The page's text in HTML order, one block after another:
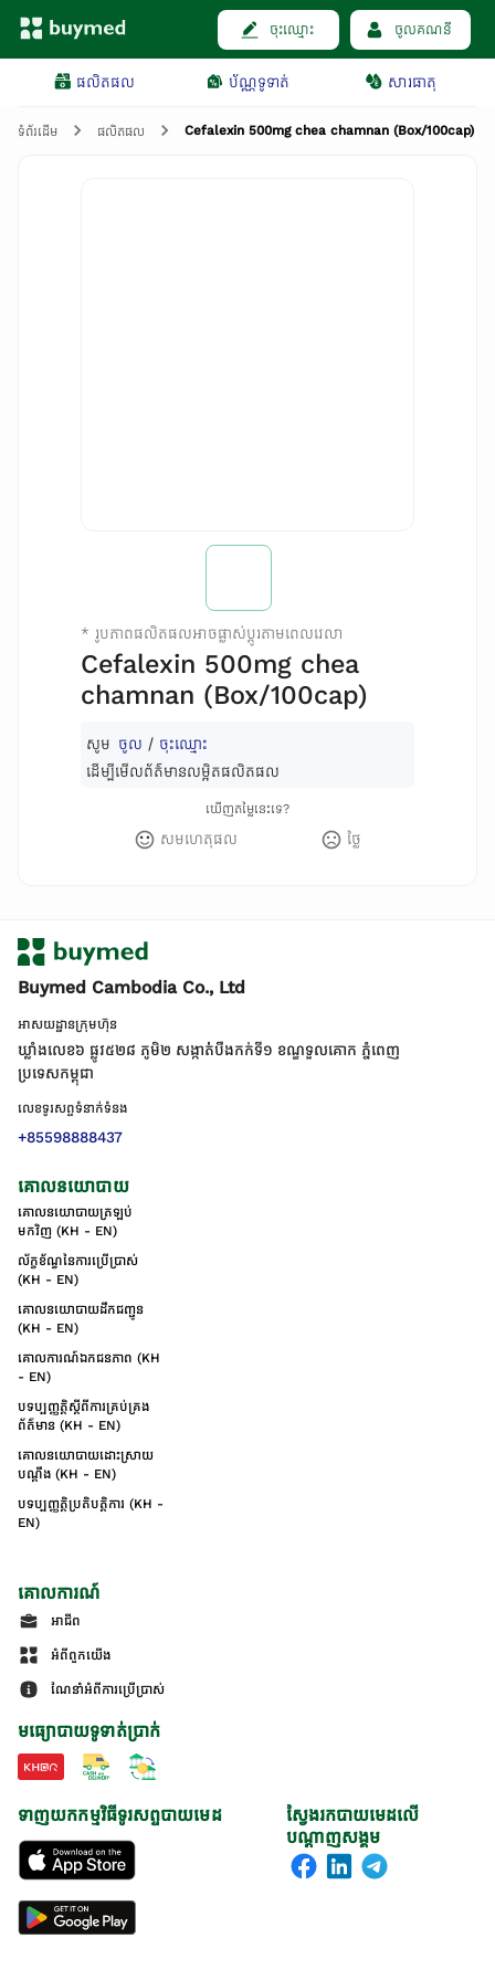
ចុះឈ្មោះ ចូលគណនី
ផលិតផល ប័ណ្ណទូទាត់ សារធាតុ
ទំព័រដើម ផលិតផល Cefalexin 500mg chea chamnan (Box/100cap)
* រូបភាពផលិតផលអាចផ្លាស់ប្តូរតាមពេលវេលា
Cefalexin 500mg chea
chamnan (Box/100cap)
សូម ចូល / ចុះឈ្មោះ
ដើម្បីមើលព័ត៌មានលម្អិតផលិតផល
ឃើញតម្លៃនេះទេ?
សមហេតុផល ថ្លៃ
Buymed Cambodia Co., Ltd
អាសយដ្ឋានក្រុមហ៊ុន
ឃ្លាំងលេខ៦ ផ្លូវ៥២៨ ភូមិ២ សង្កាត់់បឹងកក់ទី១ ខណ្ឌទួលគោក ភ្នំពេញ
ប្រទេសកម្ពុជា
លេខទូរសព្ទទំនាក់ទំនង
+85598888437
គោលនយោបាយ
គោលនយោបាយត្រឡប់
មកវិញ (KH - EN)
ល័ក្ខខ័ណ្ឌនៃការប្រើប្រាស់
(KH - EN)
គោលនយោបាយដឹកជញ្ជូន
(KH - EN)
គោលការណ៍ឯកជនភាព (KH
- EN)
បទប្បញ្ញត្តិស្តីពីការគ្រប់គ្រង
ព័ត៌មាន (KH - EN)
គោលនយោបាយដោះស្រាយ
បណ្ដឹង (KH - EN)
បទប្បញ្ញត្តិប្រតិបត្តិការ (KH -
EN)
គោលការណ៍
អាជីព
អំពីពួកយើង
ណែនាំអំពីការប្រើប្រាស់
មធ្យោបាយទូទាត់ប្រាក់
ស្វែងរកបាយមេដលើ
បណ្តាញសង្គម
ទាញយកកម្មវិធីទូរសព្ទបាយមេដ